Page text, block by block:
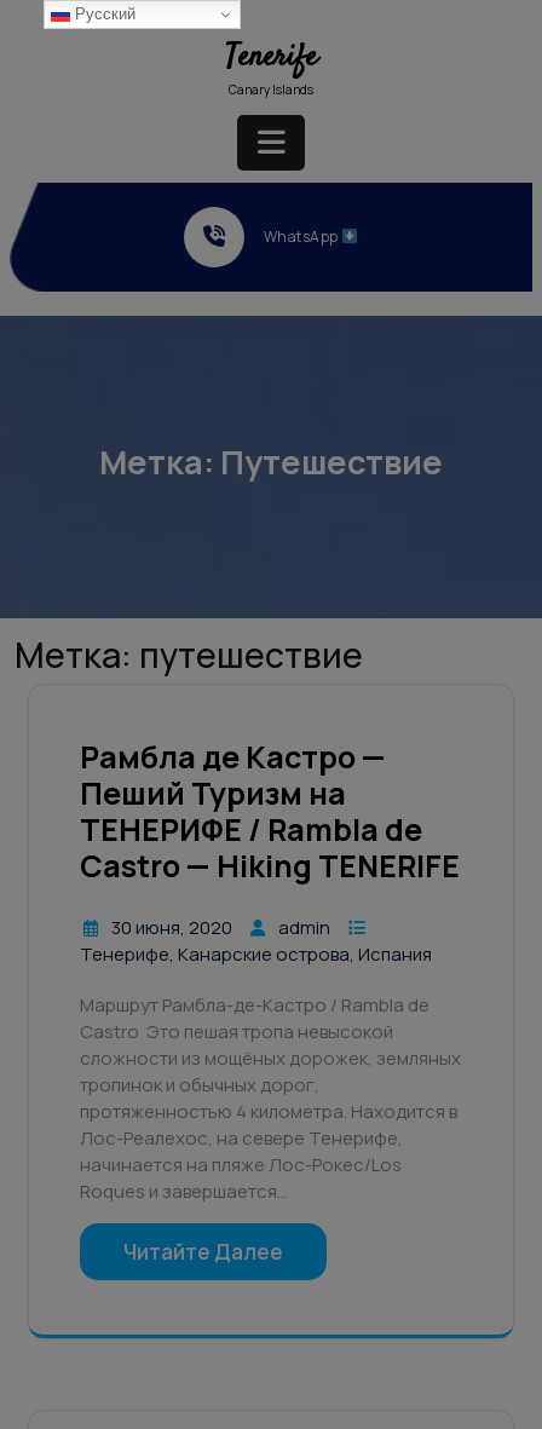
Перейти
Tenerife
Canary Islands
Кнопка
Открыть
WhatsApp
Метка: Путешествие
Метка: путешествие
Рамбла де Кастро —
Пеший Туризм на
ТЕНЕРИФЕ / Rambla de
Castro — Hiking TENERIFE
30 июня, 2020
admin
Тенерифе, Канарские острова, Испания
Маршрут Рамбла-де-Кастро / Rambla de
Castro Это пешая тропа невысокой
сложности из мощёных дорожек, земляных
тропинок и обычных дорог,
протяженностью 4 километра. Находится в
Лос-Реалехос, на севере Тенерифе,
начинается на пляже Лос-Рокес/Los
Roques и завершается…
Читайте Далее
Русский